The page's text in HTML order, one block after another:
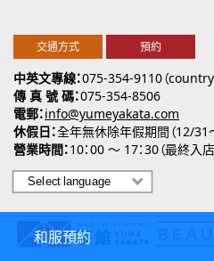
和服預約
中英文專線 075-354-9110（country
傳 真 號 碼 075-354-8506
電郵 info@yumeyakata.com
休假日 全年無休除年假期間（12/31
營業時間 10：00 ～ 17：30（最終入
交通方式 預約